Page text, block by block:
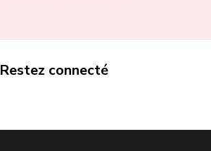
Restez connecté